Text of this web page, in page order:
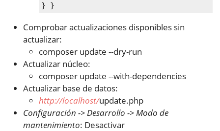
} }
Comprobar actualizaciones disponibles sin
actualizar:
composer update --dry-run
Actualizar núcleo:
composer update --with-dependencies
Actualizar base de datos:
http://localhost/update.php
Configuración -> Desarrollo -> Modo de
mantenimiento: Desactivar